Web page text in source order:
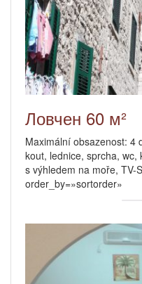
Ловчен 60 м²
Maximální obsazenost: 4
kout, lednice, sprcha, wc,
s výhledem na
order_by=»sortorder»